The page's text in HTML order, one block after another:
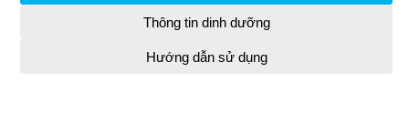
Thông tin dinh dưỡng
Hướng dẫn sử dụng